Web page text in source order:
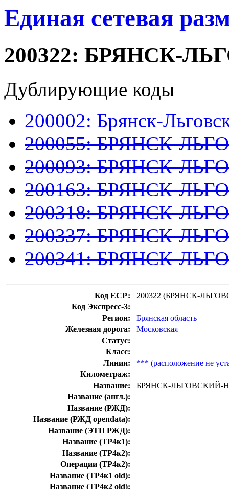
Единая сетевая
200322: БРЯНСК-
Дублирующие коды
200002: Брянск-
200055: БРЯНСК-
200093: БРЯНСК-
200163: БРЯНСК-
200318: БРЯНСК-
200337: БРЯНСК-
200341: БРЯНСК-
Код ЕСР:
200322 (БРЯНСК-
Код Экспресс-3:
Регион:
Брянская область
Железная дорога:
Московская
Статус:
Класс:
Линии:
*** (расположение не
Километраж:
Название:
БРЯНСК-ЛЬГОВСКИЙ-
Название (англ.):
Название (РЖД):
Название (РЖД opendata):
Название (ЭТП РЖД):
Название (ТР4к1):
Название (ТР4к2):
Операции (ТР4к2):
Название (ТР4к1 old):
Название (ТР4к2 old):